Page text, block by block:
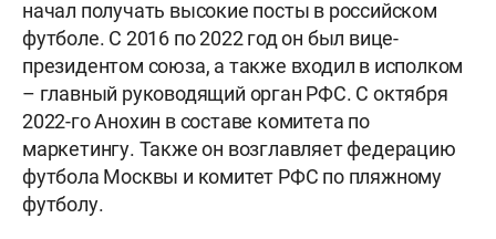
начал получать высокие посты в российском
футболе. С 2016 по 2022 год он был вице-
президентом союза, а также входил в исполком
– главный руководящий орган РФС. С октября
2022-го Анохин в составе комитета по
маркетингу. Также он возглавляет федерацию
футбола Москвы и комитет РФС по пляжному
футболу.